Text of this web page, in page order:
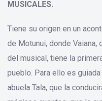
MUSICALES.
Tiene su origen en un
de Motunui, donde
del musical, tiene la
pueblo. Para ello es
abuela Tala, que la